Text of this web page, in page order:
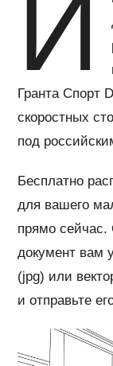
И
Гранта Спорт
скоростных
под
Бесплатно
для вашего
прямо сейчас.
документ вам
(jpg) или
и отправьте